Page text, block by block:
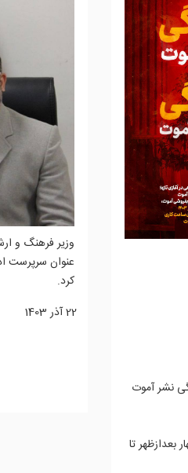
نشر آموت
از ساعت چهار بعدازظهر تا
وزیر فرهنگ و
عنوان سرپرست
کرد.
22 آذر 1403